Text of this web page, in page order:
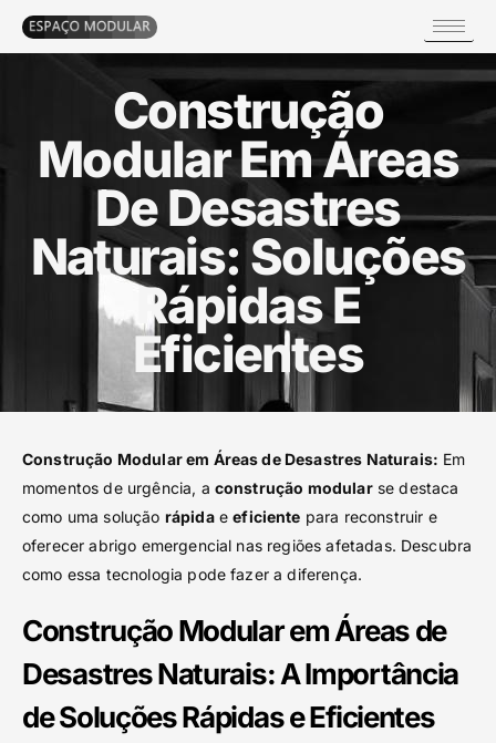
Construção
Modular Em Áreas
De Desastres
Naturais: Soluções
Rápidas E
Eficientes
Construção Modular em Áreas de Desastres Naturais: Em
momentos de urgência, a construção modularse destaca
como uma solução rápidaeeficiente para reconstruir e
oferecer abrigo emergencial nas regiões afetadas. Descubra
como essa tecnologia pode fazer a diferença.
Construção Modular em Áreas de
Desastres Naturais: A Importância
de Soluções Rápidas e Eficientes